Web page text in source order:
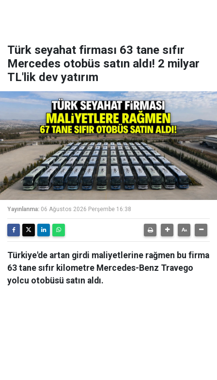
Türk seyahat firması 63 tane sıfır
Mercedes otobüs satın aldı! 2 milyar
TL'lik dev yatırım
Yayınlanma: 06 Ağustos 2026 Perşembe 16:38
Türkiye'de artan girdi maliyetlerine rağmen bu firma
63 tane sıfır kilometre Mercedes-Benz Travego
yolcu otobüsü satın aldı.